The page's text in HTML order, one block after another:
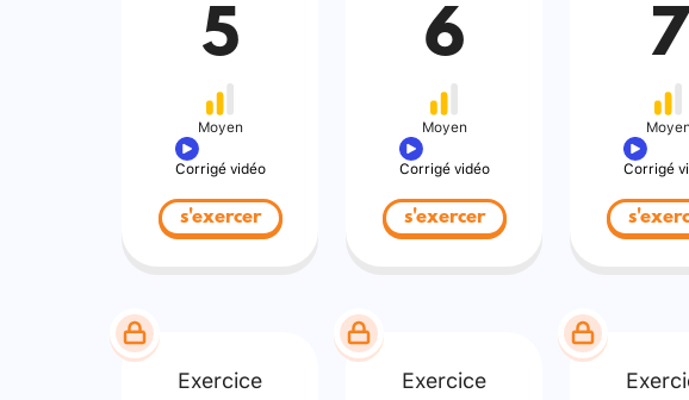
5
Moyen
Corrigé vidéo
s'exercer
6
Moyen
Corrigé vidéo
s'exercer
7
Corrigé
Exercice Exercice